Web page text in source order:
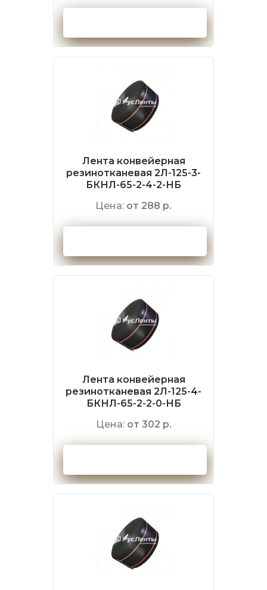
Лента конвейерная
резинотканевая 2Л-125-3-
БКНЛ-65-2-4-2-НБ
Цена: от 288 р.
Лента конвейерная
резинотканевая 2Л-125-4-
БКНЛ-65-2-2-0-НБ
Цена: от 302 р.